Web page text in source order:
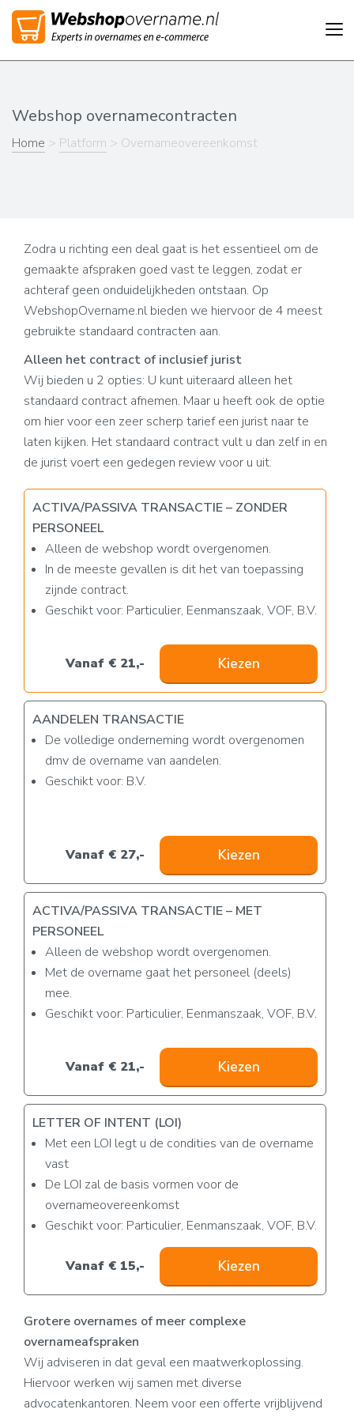
Webshop overnamecontracten
Home > Platform > Overnameovereenkomst
Zodra u richting een deal gaat is het essentieel om de
gemaakte afspraken goed vast te leggen, zodat er
achteraf geen onduidelijkheden ontstaan. Op
WebshopOvername.nl bieden we hiervoor de 4 meest
gebruikte standaard contracten aan.
Alleen het contract of inclusief jurist
Wij bieden u 2 opties: U kunt uiteraard alleen het
standaard contract afnemen. Maar u heeft ook de optie
om hier voor een zeer scherp tarief een jurist naar te
laten kijken. Het standaard contract vult u dan zelf in en
de jurist voert een gedegen review voor u uit.
ACTIVA/PASSIVA TRANSACTIE – ZONDER
PERSONEEL
Alleen de webshop wordt overgenomen.
In de meeste gevallen is dit het van toepassing
zijnde contract.
Geschikt voor: Particulier, Eenmanszaak, VOF, B.V.
Kiezen
Vanaf € 21,-
AANDELEN TRANSACTIE
De volledige onderneming wordt overgenomen
dmv de overname van aandelen.
Geschikt voor: B.V.
Kiezen
Vanaf € 27,-
ACTIVA/PASSIVA TRANSACTIE – MET
PERSONEEL
Alleen de webshop wordt overgenomen.
Met de overname gaat het personeel (deels)
mee.
Geschikt voor: Particulier, Eenmanszaak, VOF, B.V.
Kiezen
Vanaf € 21,-
LETTER OF INTENT (LOI)
Met een LOI legt u de condities van de overname
vast
De LOI zal de basis vormen voor de
overnameovereenkomst
Geschikt voor: Particulier, Eenmanszaak, VOF, B.V.
Kiezen
Vanaf € 15,-
Grotere overnames of meer complexe
overnameafspraken
Wij adviseren in dat geval een maatwerkoplossing.
Hiervoor werken wij samen met diverse
advocatenkantoren. Neem voor een offerte vrijblijvend